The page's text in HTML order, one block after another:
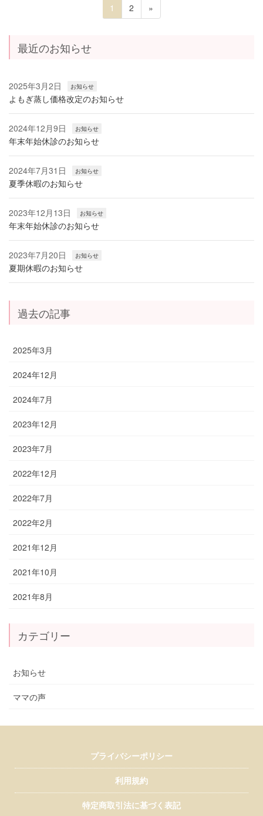
の
ペ
ー
ジ
送
り
ペ
ー
1
ペ
ー
2 »
最近のお知らせ
2025年3月2日 お知らせ
よもぎ蒸し価格改定のお知らせ
2024年12月9日 お知らせ
年末年始休診のお知らせ
2024年7月31日 お知らせ
夏季休暇のお知らせ
2023年12月13日 お知らせ
年末年始休診のお知らせ
2023年7月20日 お知らせ
夏期休暇のお知らせ
過去の記事
2025年3月
2024年12月
2024年7月
2023年12月
2023年7月
2022年12月
2022年7月
2022年2月
2021年12月
2021年10月
2021年8月
カテゴリー
お知らせ
ママの声
プライバシーポリシー
利用規約
特定商取引法に基づく表記